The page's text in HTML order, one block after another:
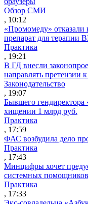
Обзор СМИ
, 10:12
«Промомеду» отказали
препарат для терапии
Практика
, 19:21
В ГД внесли
направлять претензии
Законодательство
, 19:07
Бывшего гендиректора
хищении 1 млрд руб.
Практика
, 17:59
ФАС возбудила дело
Практика
, 17:43
Минцифры хочет
системных
Практика
, 17:33